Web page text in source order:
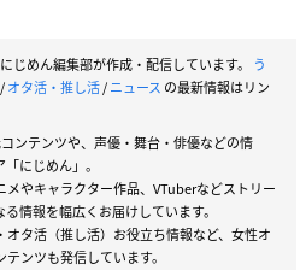
じめん編集部が作成・配信しています。
う
/オタ活・推し活/ニュース の最新情報はリン
ンテンツや、声優・舞台・俳優などの情
にじめん」。
やキャラクター作品、VTuberなどストリー
情報を幅広くお届けしています。
タ活（推し活）お役立ち情報など、女性オ
ンツも発信しています。